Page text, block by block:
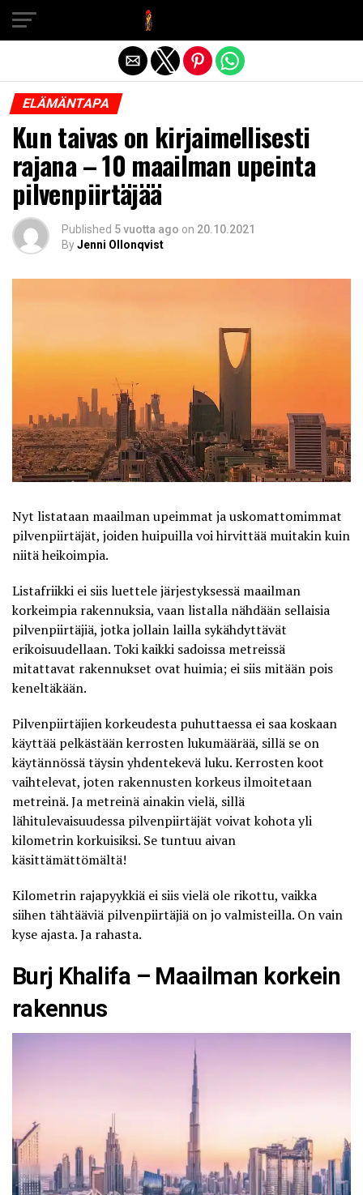
ELÄMÄNTAPA
Kun taivas on kirjaimellisesti
rajana – 10 maailman upeinta
pilvenpiirtäjää
Published 5 vuotta ago on 20.10.2021
ByJenni Ollonqvist
Nyt listataan maailman upeimmat ja uskomattomimmat
pilvenpiirtäjät, joiden huipuilla voi hirvittää muitakin kuin
niitä heikoimpia.
Listafriikki ei siis luettele järjestyksessä maailman
korkeimpia rakennuksia, vaan listalla nähdään sellaisia
pilvenpiirtäjiä, jotka jollain lailla sykähdyttävät
erikoisuudellaan. Toki kaikki sadoissa metreissä
mitattavat rakennukset ovat huimia; ei siis mitään pois
keneltäkään.
Pilvenpiirtäjien korkeudesta puhuttaessa ei saa koskaan
käyttää pelkästään kerrosten lukumäärää, sillä se on
käytännössä täysin yhdentekevä luku. Kerrosten koot
vaihtelevat, joten rakennusten korkeus ilmoitetaan
metreinä. Ja metreinä ainakin vielä, sillä
lähitulevaisuudessa pilvenpiirtäjät voivat kohota yli
kilometrin korkuisiksi. Se tuntuu aivan
käsittämättömältä!
Kilometrin rajapyykkiä ei siis vielä ole rikottu, vaikka
siihen tähtääviä pilvenpiirtäjiä on jo valmisteilla. On vain
kyse ajasta. Ja rahasta.
Burj Khalifa – Maailman korkein
rakennus
Exit mobile version